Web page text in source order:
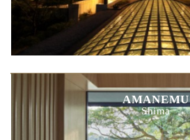
AMANEMU
Shima